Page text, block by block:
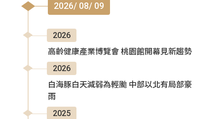
2026/ 08/ 09
2026
高齡健康產業博覽會 桃園館開幕見新趨勢
2026
白海豚白天減弱為輕颱 中部以北有局部豪
雨
2025